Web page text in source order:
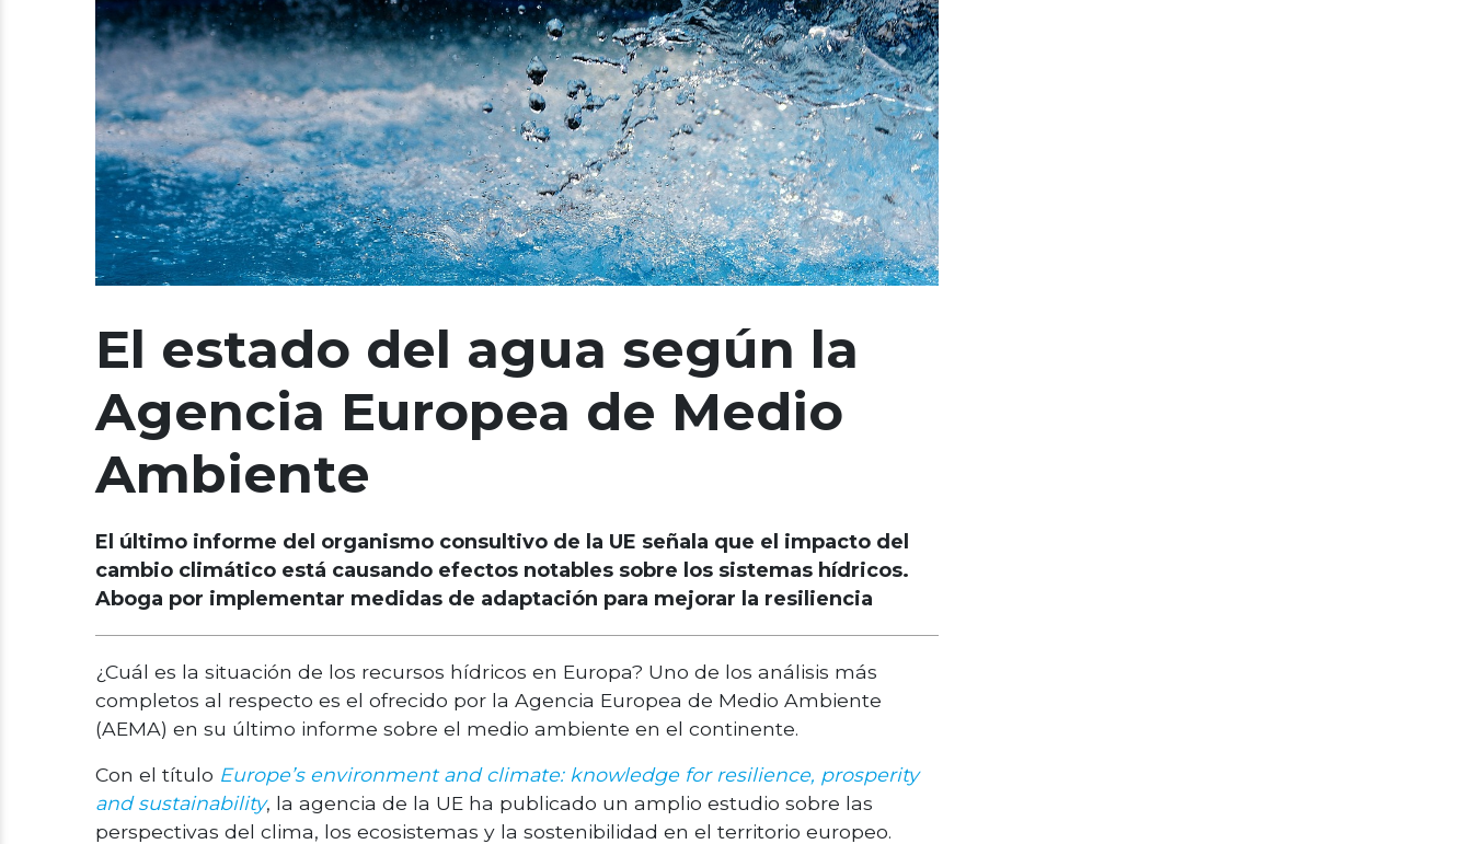
El estado del agua según la
Agencia Europea de Medio
Ambiente
El último informe del organismo consultivo de la UE señala que el impacto del
cambio climático está causando efectos notables sobre los sistemas hídricos.
Aboga por implementar medidas de adaptación para mejorar la resiliencia
¿Cuál es la situación de los recursos hídricos en Europa? Uno de los análisis más
completos al respecto es el ofrecido por la Agencia Europea de Medio Ambiente
(AEMA) en su último informe sobre el medio ambiente en el continente.
Con el título Europe’s environment and climate: knowledge for resilience, prosperity
and sustainability, la agencia de la UE ha publicado un amplio estudio sobre las
perspectivas del clima, los ecosistemas y la sostenibilidad en el territorio europeo.